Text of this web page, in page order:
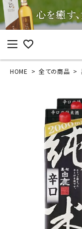
favorite_border
ログイン
黒松白鹿 純米 辛口
1ケース(6本入)
(税込)
カテゴリーから探す
HOME 全ての商品